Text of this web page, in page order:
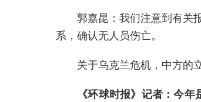
郭嘉昆：我们注意到有关
系，确认无人员伤亡。
关于乌克兰危机，中方的
《环球时报》记者：今